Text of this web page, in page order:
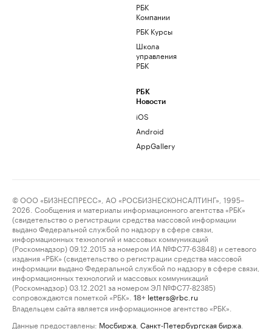
РБК
Компании
РБК Курсы
Школа
управления
РБК
РБК
Новости
iOS
Android
AppGallery
© ООО «БИЗНЕСПРЕСС», АО «РОСБИЗНЕСКОНСАЛТИНГ», 1995–
2026. Сообщения и материалы информационного агентства «РБК»
(свидетельство о регистрации средства массовой информации
выдано Федеральной службой по надзору в сфере связи,
информационных технологий и массовых коммуникаций
(Роскомнадзор) 09.12.2015 за номером ИА №ФС77-63848) и сетевого
издания «РБК» (свидетельство о регистрации средства массовой
информации выдано Федеральной службой по надзору в сфере связи,
информационных технологий и массовых коммуникаций
(Роскомнадзор) 03.12.2021 за номером ЭЛ №ФС77-82385)
сопровождаются пометкой «РБК».
18+ letters@rbc.ru
Владельцем сайта является информационное агентство «РБК».
Данные предоставлены: Мосбиржа Санкт-Петербургская биржа